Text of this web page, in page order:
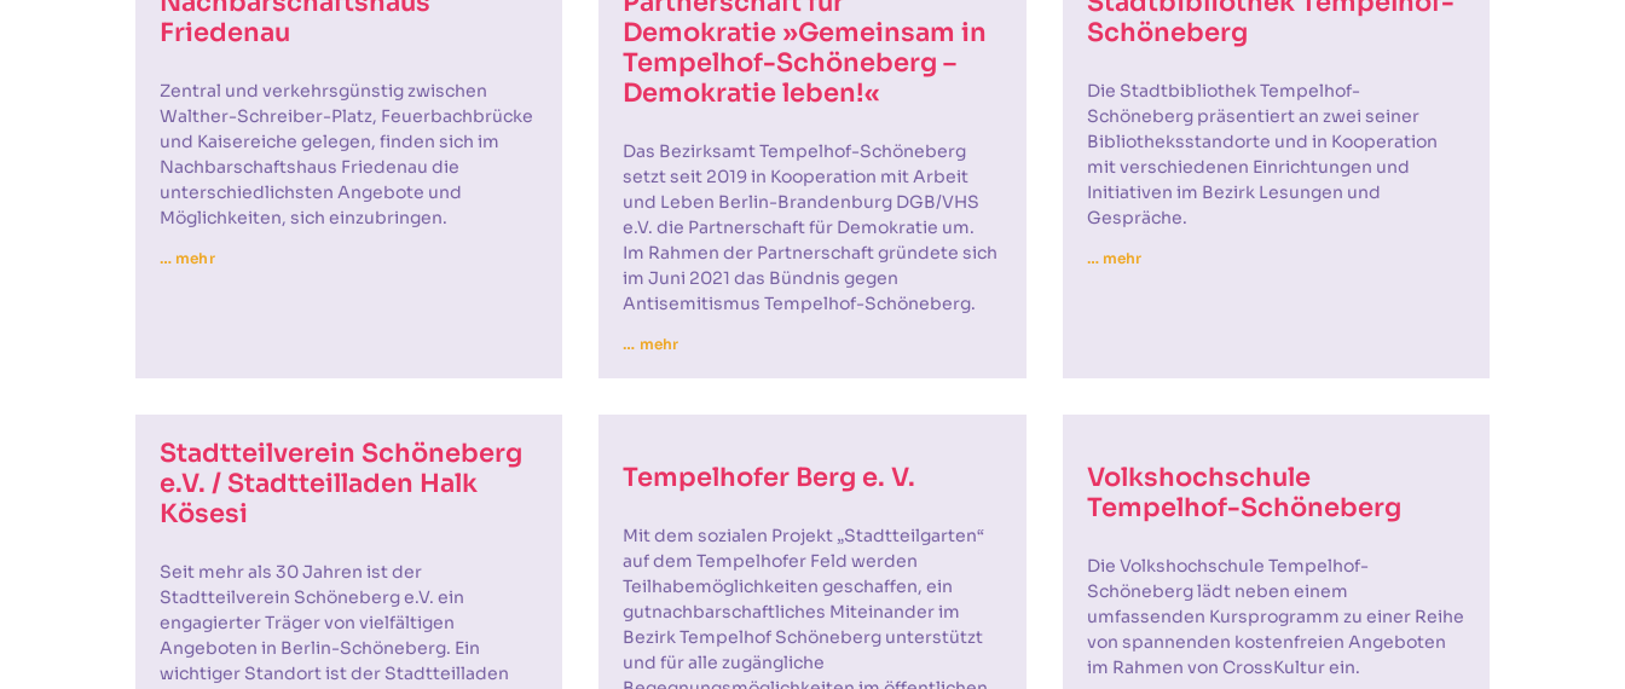
Friedenau
Zentral und verkehrsgünstig zwischen
Walther-Schreiber-Platz, Feuerbachbrücke
und Kaisereiche gelegen, finden sich im
Nachbarschaftshaus Friedenau die
unterschiedlichsten Angebote und
Möglichkeiten, sich einzubringen.
… mehr
Demokratie »Gemeinsam in
Tempelhof-Schöneberg –
Demokratie leben!«
Das Bezirksamt Tempelhof-Schöneberg
setzt seit 2019 in Kooperation mit Arbeit
und Leben Berlin-Brandenburg DGB/VHS
e.V. die Partnerschaft für Demokratie um.
Im Rahmen der Partnerschaft gründete sich
im Juni 2021 das Bündnis gegen
Antisemitismus Tempelhof-Schöneberg.
… mehr
Schöneberg
Die Stadtbibliothek Tempelhof-
Schöneberg präsentiert an zwei seiner
Bibliotheksstandorte und in Kooperation
mit verschiedenen Einrichtungen und
Initiativen im Bezirk Lesungen und
Gespräche.
… mehr
Stadtteilverein Schöneberg
e.V. / Stadtteilladen Halk
Kösesi
Seit mehr als 30 Jahren ist der
Stadtteilverein Schöneberg e.V. ein
engagierter Träger von vielfältigen
Angeboten in Berlin-Schöneberg. Ein
wichtiger Standort ist der Stadtteilladen
Tempelhofer Berg e. V.
Mit dem sozialen Projekt „Stadtteilgarten“
auf dem Tempelhofer Feld werden
Teilhabemöglichkeiten geschaffen, ein
gutnachbarschaftliches Miteinander im
Bezirk Tempelhof Schöneberg unterstützt
und für alle zugängliche
Volkshochschule
Tempelhof-Schöneberg
Die Volkshochschule Tempelhof-
Schöneberg lädt neben einem
umfassenden Kursprogramm zu einer Reihe
von spannenden kostenfreien Angeboten
im Rahmen von CrossKultur ein.